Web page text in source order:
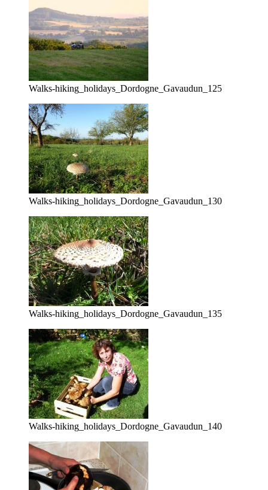
Walks-hiking_holidays_Dordogne_Gavaudun_125
Walks-hiking_holidays_Dordogne_Gavaudun_130
Walks-hiking_holidays_Dordogne_Gavaudun_135
Walks-hiking_holidays_Dordogne_Gavaudun_140